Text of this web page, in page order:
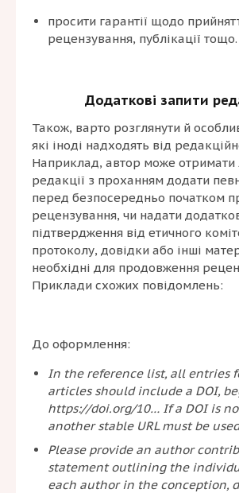
просити гарантії щодо
рецензування, публікації тощо.
Додаткові запити
Також, варто розглянути й
які іноді надходять від
Наприклад, автор може отримати
редакції з проханням додати
перед безпосередньо початком
рецензування, чи надати
підтвердження від етичного
протоколу, довідки або інші
необхідні для продовження
Приклади схожих повідомлень:
До оформлення:
In the reference list, all entries
articles should include a DOI,
https://doi.org/10… If a DOI is
another stable URL must be
Please provide an author
statement outlining the
each author in the conception,